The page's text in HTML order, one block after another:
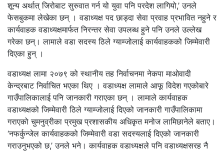
शून्य अर्थात् जिरोबाट सुरुवात गर्न यो युवा पनि परदेश लागियो,’ उनले
फेसबुकमा लेखेका छन् । वडाध्यक्ष पद छाड्दा सेवा प्रवाह प्रभावित नहुने र
कार्यवाहक वडाध्यक्षमार्फत निरन्तर सेवा उपलब्ध हुने पनि उनले उल्लेख
गरेका छन्। लामाले वडा सदस्य ठिले ग्याम्जोलाई कार्यवाहकको जिम्मेवारी
दिएका हुन् ।
वडाध्यक्ष लामा २०७९ को स्थानीय तह निर्वाचनमा नेकपा माओवादी
केन्द्रबाट निर्वाचित भएका थिए । वडाध्यक्ष लामाले आफू विदेश गएकोबारे
गाउँपालिकालाई पनि जानकारी गराएका छन् । लामाले कार्यवाहक
वडाध्यक्षको जिम्मेवारी ठिले ग्याम्जोलाई दिएको जानकारी गाउँपालिकामा
गराएको चुमनुव्रीका प्रमुख प्रशासकीय अधिकृत मनोज लामिछानेले बताए।
‘नफर्कुन्जेल कार्यवाहकको जिम्मेवारी वडा सदस्यलाई दिएको जानकारी
गराउनुभएको छ,’ उनले भने। कार्यवाहक वडाध्यक्षले पनि वडाध्यक्षसरह नै